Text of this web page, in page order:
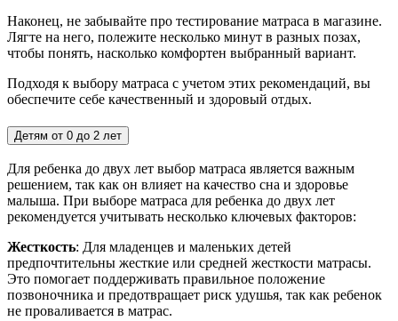
Наконец, не забывайте про тестирование матраса в магазине.
Лягте на него, полежите несколько минут в разных позах,
чтобы понять, насколько комфортен выбранный вариант.
Подходя к выбору матраса с учетом этих рекомендаций, вы
обеспечите себе качественный и здоровый отдых.
Детям от 0 до 2 лет
Для ребенка до двух лет выбор матраса является важным
решением, так как он влияет на качество сна и здоровье
малыша. При выборе матраса для ребенка до двух лет
рекомендуется учитывать несколько ключевых факторов:
Жесткость: Для младенцев и маленьких детей
предпочтительны жесткие или средней жесткости матрасы.
Это помогает поддерживать правильное положение
позвоночника и предотвращает риск удушья, так как ребенок
не проваливается в матрас.